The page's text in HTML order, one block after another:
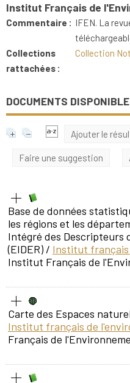
Institut Français de
Commentaire : IFEN. La
Collections
rattachées :
Collection
DOCUMENTS
Ajouter le
Faire une suggestion
Base de données
les régions et les
Intégré des Descripteurs
(EIDER) / Institut français
Institut Français de
Carte des Espaces
Institut français de
Français de